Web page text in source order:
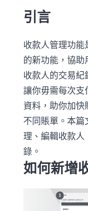
引言
收款人管理功能
的新功能，協
收款人的交易紀
讓你毋需每次支
資料，助你加
不同賬單。本
理、編輯收款人
錄。
如何新增